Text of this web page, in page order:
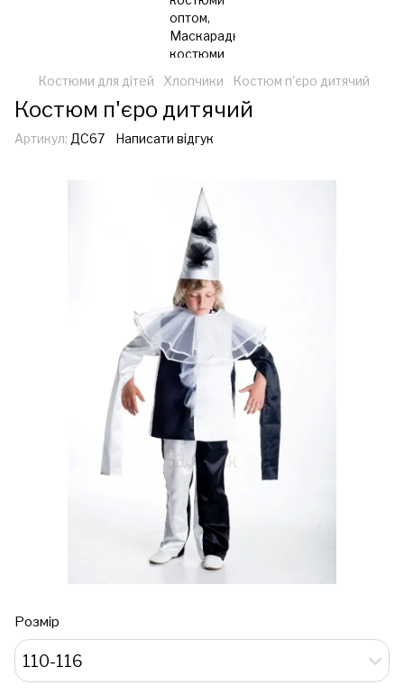
Костюми для дітей Хлопчики Костюм п'єро дитячий
Костюм п'єро дитячий
Артикул: ДС67 Написати відгук
Розмір
110-116